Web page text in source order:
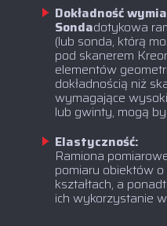
Dokładność
‍Sondadotykowa
(lub sonda, którą
pod skanerem
elementów
dokładnością niż
wymagające
lub gwinty, mogą
Elastyczność:
‍Ramiona
pomiaru obiektów
kształtach, a
ich wykorzystanie